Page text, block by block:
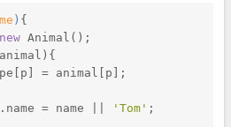
) {
new Animal();
= animal[p];
= name ||
'Tom' ;